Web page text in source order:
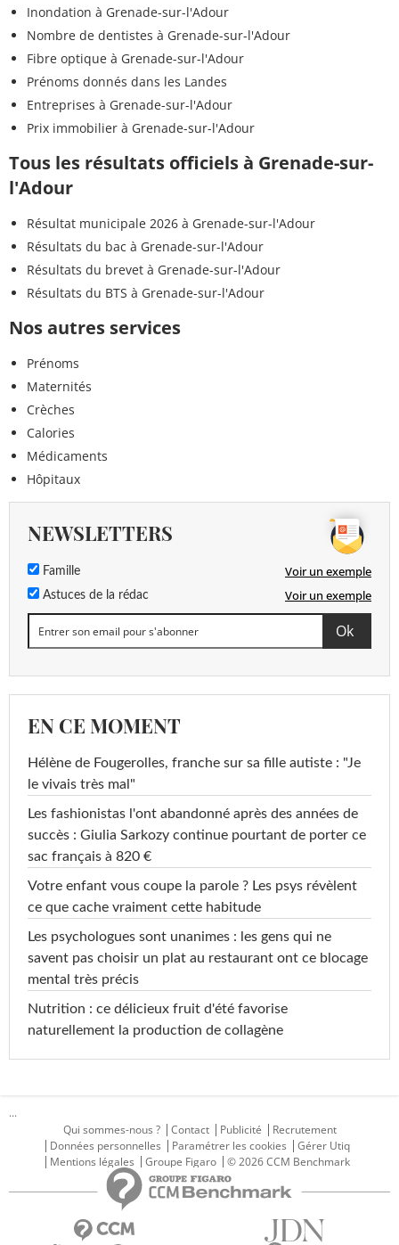
Inondation à Grenade-sur-l'Adour
Nombre de dentistes à Grenade-sur-l'Adour
Fibre optique à Grenade-sur-l'Adour
Prénoms donnés dans les Landes
Entreprises à Grenade-sur-l'Adour
Prix immobilier à Grenade-sur-l'Adour
Tous les résultats officiels à Grenade-sur-
l'Adour
Résultat municipale 2026 à Grenade-sur-l'Adour
Résultats du bac à Grenade-sur-l'Adour
Résultats du brevet à Grenade-sur-l'Adour
Résultats du BTS à Grenade-sur-l'Adour
Nos autres services
Prénoms
Maternités
Crèches
Calories
Médicaments
Hôpitaux
NEWSLETTERS
Famille Voir un exemple
Astuces de la rédac Voir un exemple
EN CE MOMENT
Hélène de Fougerolles, franche sur sa fille autiste : "Je
le vivais très mal"
Les fashionistas l'ont abandonné après des années de
succès : Giulia Sarkozy continue pourtant de porter ce
sac français à 820 €
Votre enfant vous coupe la parole ? Les psys révèlent
ce que cache vraiment cette habitude
Les psychologues sont unanimes : les gens qui ne
savent pas choisir un plat au restaurant ont ce blocage
mental très précis
Nutrition : ce délicieux fruit d'été favorise
naturellement la production de collagène
...
Qui sommes-nous ?
Contact Publicité
Recrutement
Données personnelles
Paramétrer les cookies
Gérer Utiq
Mentions légales
Groupe Figaro © 2026 CCM Benchmark